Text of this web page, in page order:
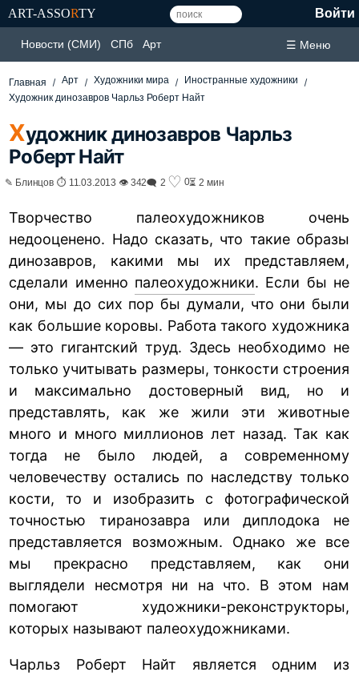
ART-ASSORTY Войти
Новости (СМИ) СПб Арт ☰ Меню
Главная Арт Художники мира
Иностранные художники
Художник динозавров Чарльз Роберт Найт
Художник динозавров Чарльз
Роберт Найт
✎ Блинцов ⏱ 11.03.2013 👁 342🗨 2 ♡ 0⏳ 2 мин
Творчество палеохудожников очень
недооценено. Надо сказать, что такие образы
динозавров, какими мы их представляем,
сделали именно палеохудожники. Если бы не
они, мы до сих пор бы думали, что они были
как большие коровы. Работа такого художника
— это гигантский труд. Здесь необходимо не
только учитывать размеры, тонкости строения
и максимально достоверный вид, но и
представлять, как же жили эти животные
много и много миллионов лет назад. Так как
тогда не было людей, а современному
человечеству остались по наследству только
кости, то и изобразить с фотографической
точностью тиранозавра или диплодока не
представляется возможным. Однако же все
мы прекрасно представляем, как они
выглядели несмотря ни на что. В этом нам
помогают художники-реконструкторы,
которых называют палеохудожниками.
Чарльз Роберт Найт является одним из